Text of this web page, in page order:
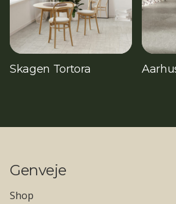
Skagen Tortora
Genveje
Shop